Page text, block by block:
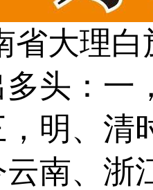
省大理
头：一
明、清
南、浙